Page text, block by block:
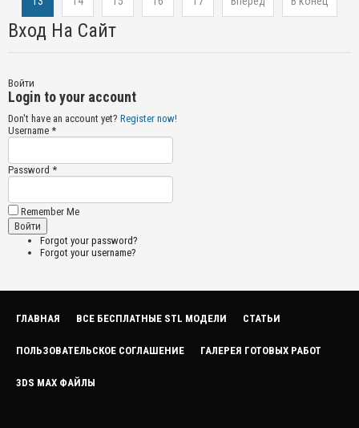
Вход На Сайт
Войти
Login to your account
Don't have an account yet? Register now!
Username *
Password *
Remember Me
Forgot your password?
Forgot your username?
ГЛАВНАЯ ВСЕ БЕСПЛАТНЫЕ STL МОДЕЛИ СТАТЬИ
ПОЛЬЗОВАТЕЛЬСКОЕ СОГЛАШЕНИЕ ГАЛЕРЕЯ ГОТОВЫХ РАБОТ
3DS MAX ФАЙЛЫ